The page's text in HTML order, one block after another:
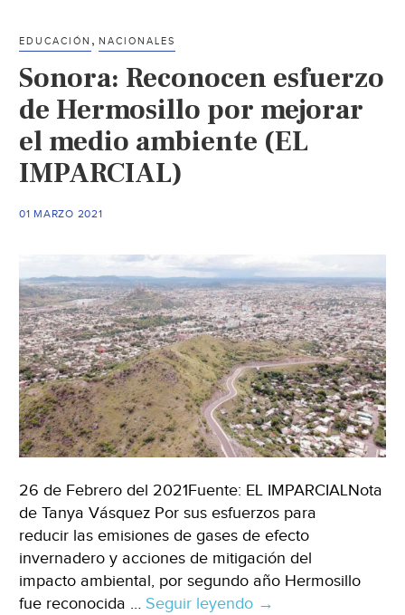
EDUCACIÓN ,NACIONALES
Sonora: Reconocen esfuerzo
de Hermosillo por mejorar
el medio ambiente (EL
IMPARCIAL)
01 MARZO 2021
26 de Febrero del 2021Fuente: EL IMPARCIALNota
de Tanya Vásquez Por sus esfuerzos para
reducir las emisiones de gases de efecto
invernadero y acciones de mitigación del
impacto ambiental, por segundo año Hermosillo
fue reconocida … Seguir leyendo Sonora:
→